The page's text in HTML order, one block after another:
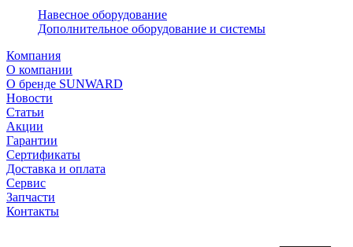
Навесное оборудование
Дополнительное оборудование и системы
Компания
О компании
О бренде SUNWARD
Новости
Статьи
Акции
Гарантии
Сертификаты
Доставка и оплата
Сервис
Запчасти
Контакты